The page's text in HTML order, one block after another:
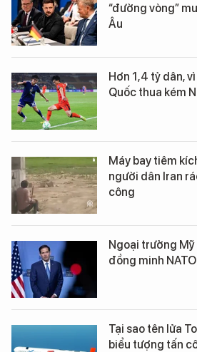
“đường vòng”
Âu
Hơn 1,4 tỷ dân,
Quốc thua kém
Máy bay tiêm
người dân Iran
công
Ngoại trưởng
đồng minh NATO
Tại sao tên lửa
biểu tượng tấn